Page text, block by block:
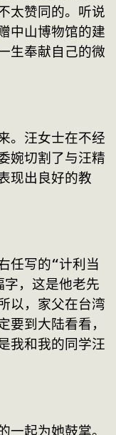
太赞同的。听说
中山博物馆的建
生奉献自己的微
。汪女士在不经
婉切割了与汪精
现出良好的教
任写的“计利当
，这是他老先
以，家父在台湾
要到大陆看看，
我和我的同学汪
一起为她鼓掌。